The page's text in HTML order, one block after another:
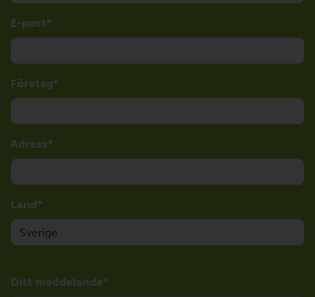
E-post
Företag
Adress
Land
Ditt meddelande